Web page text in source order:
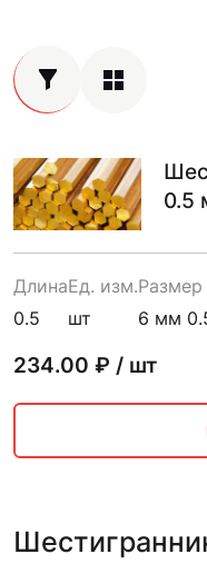
0.5
Длина
0.5
Ед. изм.
шт
Размер
6 мм
234.00 ₽ / шт